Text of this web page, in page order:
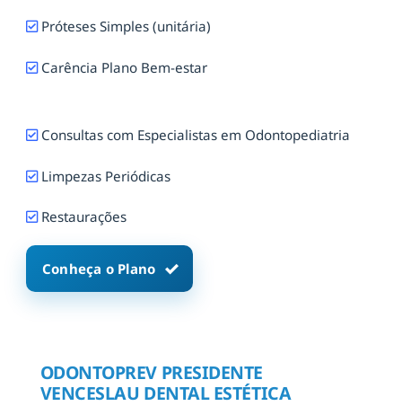
Próteses Simples (unitária)
Carência Plano Bem-estar
Consultas com Especialistas em Odontopediatria
Limpezas Periódicas
Restaurações
Conheça o Plano
ODONTOPREV PRESIDENTE
VENCESLAU DENTAL ESTÉTICA